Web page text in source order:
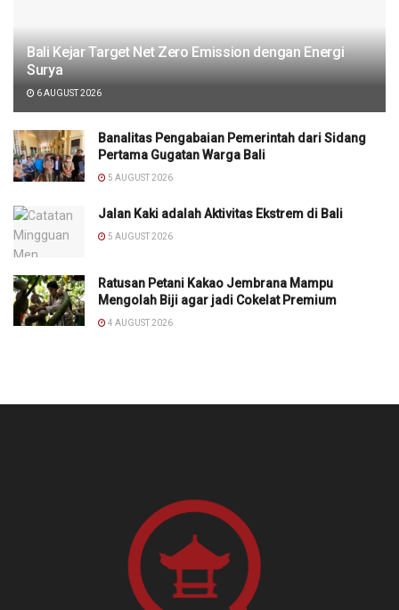
Bali Kejar Target Net Zero Emission dengan Energi
Surya
6 AUGUST 2026
Banalitas Pengabaian Pemerintah dari Sidang
Pertama Gugatan Warga Bali
5 AUGUST 2026
Jalan Kaki adalah Aktivitas Ekstrem di Bali
5 AUGUST 2026
Ratusan Petani Kakao Jembrana Mampu
Mengolah Biji agar jadi Cokelat Premium
4 AUGUST 2026